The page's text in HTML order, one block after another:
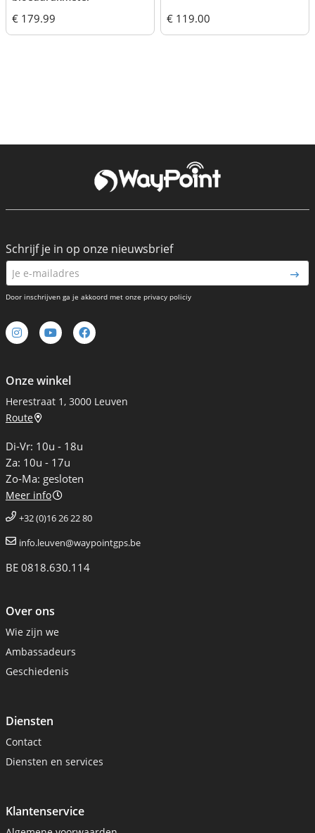
€ 179.99 € 119.00
Onze winkel
Herestraat 1, 3000 Leuven
Route
Di-Vr: 10u - 18u
Za: 10u - 17u
Zo-Ma: gesloten
Meer info
+32 (0)16 26 22 80
info.leuven@waypointgps.be
BE 0818.630.114
Over ons
Wie zijn we
Ambassadeurs
Geschiedenis
Diensten
Contact
Diensten en services
Klantenservice
Schrijf je in op onze nieuwsbrief
Door inschrijven ga je akkoord met onze privacy policiy